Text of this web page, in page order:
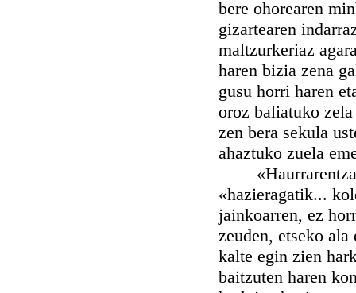
bere ohorearen
gizartearen
maltzurkeriaz
haren bizia zena
gusu horri haren
oroz baliatuko
zen bera sekula
ahaztuko zuela
«Haurrarentzat
«hazieragatik...
jainkoarren, ez
zeuden, etseko
kalte egin zien
baitzuten haren